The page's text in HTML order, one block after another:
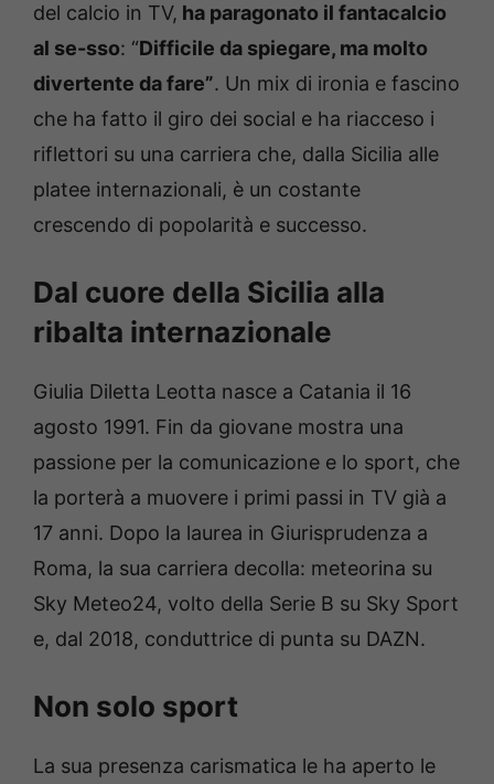
del calcio in TV, ha paragonato il fantacalcio
al se-sso: “Difficile da spiegare, ma molto
divertente da fare”. Un mix di ironia e fascino
che ha fatto il giro dei social e ha riacceso i
riflettori su una carriera che, dalla Sicilia alle
platee internazionali, è un costante
crescendo di popolarità e successo.
Dal cuore della Sicilia alla
ribalta internazionale
Giulia Diletta Leotta nasce a Catania il 16
agosto 1991. Fin da giovane mostra una
passione per la comunicazione e lo sport, che
la porterà a muovere i primi passi in TV già a
17 anni. Dopo la laurea in Giurisprudenza a
Roma, la sua carriera decolla: meteorina su
Sky Meteo24, volto della Serie B su Sky Sport
e, dal 2018, conduttrice di punta su DAZN.
Non solo sport
La sua presenza carismatica le ha aperto le